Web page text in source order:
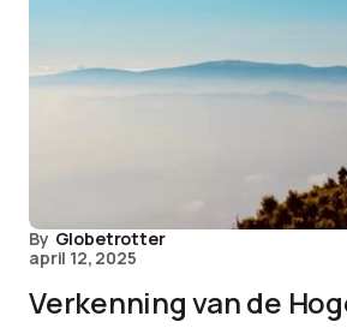
By Globetrotter
april 12, 2025
Verkenning van de